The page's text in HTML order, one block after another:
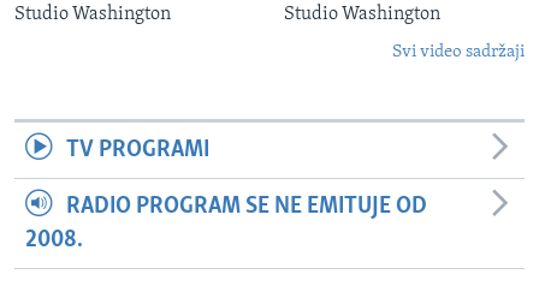
Studio Washington Studio Washington
Svi video sadržaji
TV PROGRAMI
RADIO PROGRAM SE NE EMITUJE OD
2008.